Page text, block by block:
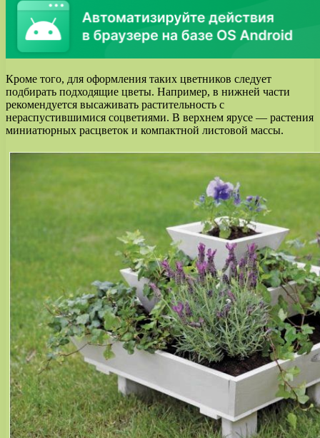
Кроме того, для оформления таких цветников следует
подбирать подходящие цветы. Например, в нижней части
рекомендуется высаживать растительность с
нераспустившимися соцветиями. В верхнем ярусе — растения
миниатюрных расцветок и компактной листовой массы.